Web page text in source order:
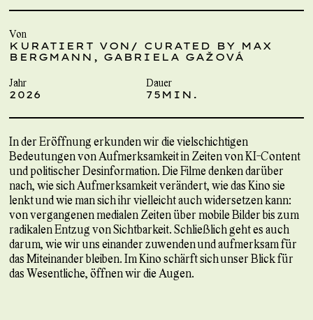
Von
KURATIERT VON/ CURATED BY MAX
BERGMANN, GABRIELA GAŽOVÁ
Jahr
2026
Dauer
75MIN.
In der Eröffnung erkunden wir die vielschichtigen
Bedeutungen von Aufmerksamkeit in Zeiten von KI-Content
und politischer Desinformation. Die Filme denken darüber
nach, wie sich Aufmerksamkeit verändert, wie das Kino sie
lenkt und wie man sich ihr vielleicht auch widersetzen kann:
von vergangenen medialen Zeiten über mobile Bilder bis zum
radikalen Entzug von Sichtbarkeit. Schließlich geht es auch
darum, wie wir uns einander zuwenden und aufmerksam für
das Miteinander bleiben. Im Kino schärft sich unser Blick für
das Wesentliche, öffnen wir die Augen.